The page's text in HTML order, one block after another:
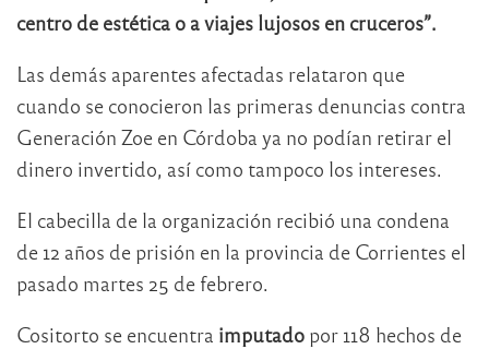
centro de estética o a viajes lujosos en cruceros”.
Las demás aparentes afectadas relataron que
cuando se conocieron las primeras denuncias contra
Generación Zoe en Córdoba ya no podían retirar el
dinero invertido, así como tampoco los intereses.
El cabecilla de la organización recibió una condena
de 12 años de prisión en la provincia de Corrientes el
pasado martes 25 de febrero.
Cositorto se encuentra imputado por 118 hechos de